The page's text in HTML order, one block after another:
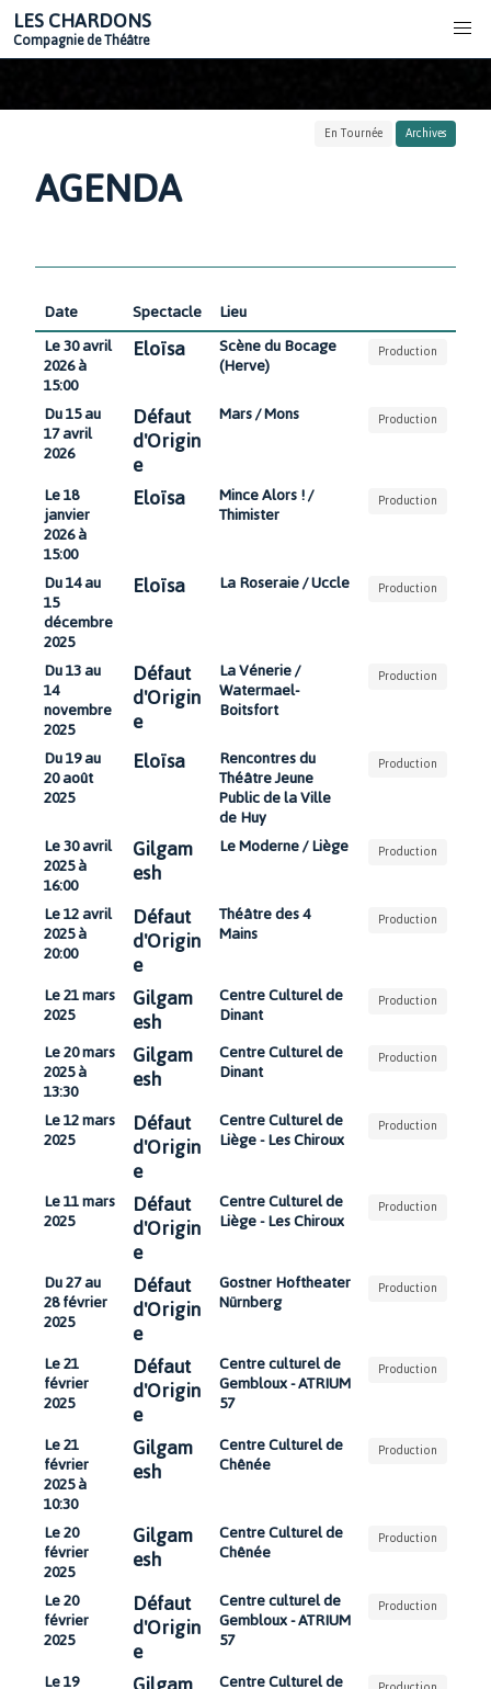
LES CHARDONS
Compagnie de Théâtre
En Tournée Archives
AGENDA
Date Spectacle
Lieu
Le 30 avril
2026 à
15:00
Eloïsa Scène du Bocage
(Herve) Production
Du 15 au
17 avril
2026
Défaut
d'Origin
e
Mars / Mons Production
Le 18
janvier
2026 à
15:00
Eloïsa Mince Alors ! /
Thimister Production
Du 14 au
15
décembre
2025
Eloïsa La Roseraie / Uccle Production
Du 13 au
14
novembre
2025
Défaut
d'Origin
e
La Vénerie /
Watermael-
Boitsfort
Production
Du 19 au
20 août
2025
Eloïsa Rencontres du
Théâtre Jeune
Public de la Ville
de Huy
Production
Le 30 avril
2025 à
16:00
Gilgam
esh
Le Moderne / Liège Production
Le 12 avril
2025 à
20:00
Défaut
d'Origin
e
Théâtre des 4
Mains Production
Le 21 mars
2025 Gilgam
esh
Centre Culturel de
Dinant Production
Le 20 mars
2025 à
13:30
Gilgam
esh
Centre Culturel de
Dinant Production
Le 12 mars
2025 Défaut
d'Origin
e
Centre Culturel de
Liège - Les Chiroux Production
Le 11 mars
2025 Défaut
d'Origin
e
Centre Culturel de
Liège - Les Chiroux Production
Du 27 au
28 février
2025
Défaut
d'Origin
e
Gostner Hoftheater
Nürnberg Production
Le 21
février
2025
Défaut
d'Origin
e
Centre culturel de
Gembloux - ATRIUM
57
Production
Le 21
février
2025 à
10:30
Gilgam
esh
Centre Culturel de
Chênée Production
Le 20
février
2025
Gilgam
esh
Centre Culturel de
Chênée Production
Le 20
février
2025
Défaut
d'Origin
e
Centre culturel de
Gembloux - ATRIUM
57
Production
Le 19 Centre Culturel de